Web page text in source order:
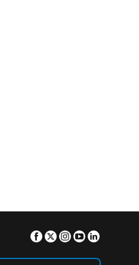
Facebook
TwitterInstagram
Youtube